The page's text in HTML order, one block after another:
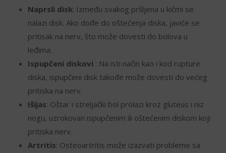
Naprsli disk: Između svakog pršljena u kičmi se
nalazi disk. Ako dođe do oštećenja diska, javiće se
pritisak na nerv, što može dovesti do bolova u
leđima.
Ispupčeni diskovi : Na isti način kao i kod rupture
diska, ispupčeni disk takođe može dovesti do većeg
pritiska na nerv.
Išijas: Oštar i streljački bol prolazi kroz gluteus i niz
nogu, uzrokovan ispupčenim ili oštećenim diskom koji
pritiska nerv.
Artritis: Osteoartritis može izazvati probleme sa